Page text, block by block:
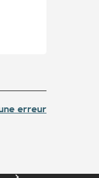
erreur